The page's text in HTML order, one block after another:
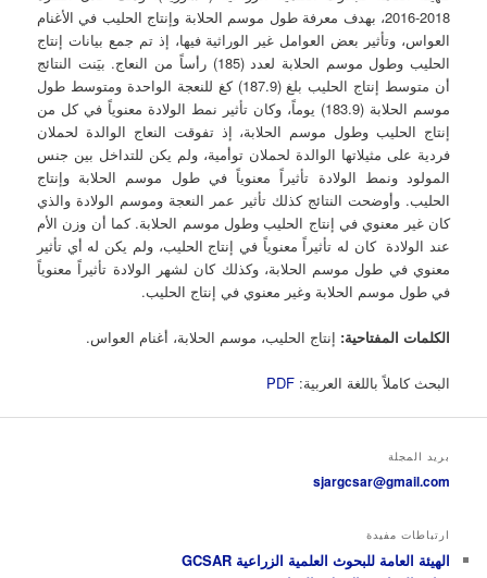
2018-2016، بهدف معرفة طول موسم الحلابة وإنتاج الحليب في الأغنام
العواس، وتأثير بعض العوامل غير الوراثية فيها، إذ تم جمع بيانات إنتاج
الحليب وطول موسم الحلابة لعدد (185) رأساً من النعاج. بيَنت النتائج
أن متوسط إنتاج الحليب بلغ (187.9) كغ للنعجة الواحدة ومتوسط طول
موسم الحلابة (183.9) يوماً، وكان تأثير نمط الولادة معنوياً في كل من
إنتاج الحليب وطول موسم الحلابة، إذ تفوقت النعاج الوالدة لحملان
فردية على مثيلاتها الوالدة لحملان توأمية، ولم يكن للتداخل بين جنس
المولود ونمط الولادة تأثيراً معنوياً في طول موسم الحلابة وإنتاج
الحليب. وأوضحت النتائج كذلك تأثير عمر النعجة وموسم الولادة والذي
كان غير معنوي في إنتاج الحليب وطول موسم الحلابة. كما أن وزن الأم
عند الولادة كان له تأثيراً معنوياً في إنتاج الحليب، ولم يكن له أي تأثير
معنوي في طول موسم الحلابة، وكذلك كان لشهر الولادة تأثيراً معنوياً
في طول موسم الحلابة وغير معنوي في إنتاج الحليب.
الكلمات المفتاحية: إنتاج الحليب، موسم الحلابة، أغنام العواس.
البحث كاملاً باللغة العربية:PDF
بريد المجلة
sjargcsar@gmail.com
ارتباطات مفيدة
الهيئة العامة للبحوث العلمية الزراعية GCSAR